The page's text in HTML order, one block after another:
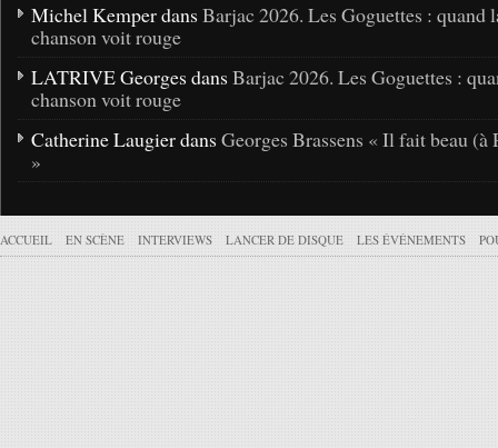
Michel Kemper dans Barjac 2026. Les Goguettes : quand
chanson voit rouge
LATRIVE Georges dans Barjac 2026. Les Goguettes :
chanson voit rouge
Catherine Laugier dans Georges Brassens « Il fait beau (à
»
ACCUEIL EN SCÈNE INTERVIEWS LANCER DE DISQUE LES ÉVÉNEMENTS